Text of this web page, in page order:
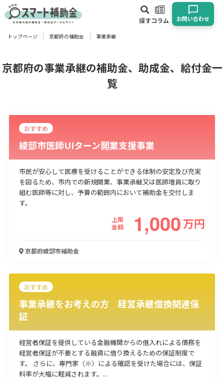
探すコラム お問い合わせ
対象
業種
物流・運輸業 製造業 情報通信業 卸売･小売業
飲食業
建設･不動産業
サービス業 医療･福祉 農業･林業
漁業
宿泊･旅館業
経営改善・経営強化
人材採用・雇用
人材育成・福利厚生
特許・知的財産
起業・創業
環境・省エネ
テレワーク
受付中のみ
トップページ 京都府の補助金 事業承継
京都府の事業承継の補助金、助成金、給付金一
覧
おすすめ
綾部市医師UIターン開業支援事業
市民が安心して医療を受けることができる体制の安定及び充実
を図るため、市内での新規開業、事業承継又は医師増員に取り
組む医師等に対し、予算の範囲内において補助金を交付しま
す。
上限
金額
1,000万円
京都府綾部市補助金
おすすめ
事業承継をお考えの方 経営承継借換関連保
証
経営者保証を提供している金融機関からの借入れによる債務を
経営者保証が不要とする融資に借り換えるための保証制度で
す。 さらに、専門家（※）による確認を受けた場合には、保証
料率が大幅に軽減されます。...